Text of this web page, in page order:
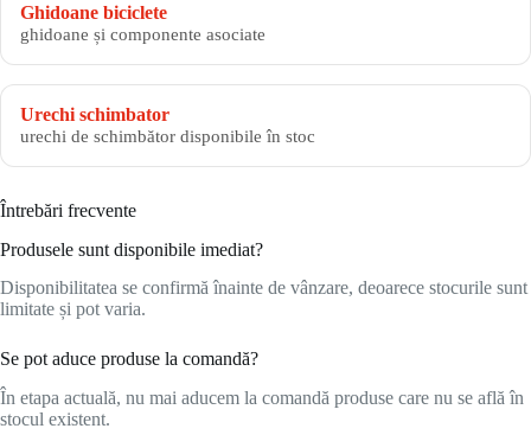
Ghidoane biciclete
ghidoane și componente asociate
Urechi schimbator
urechi de schimbător disponibile în stoc
Întrebări frecvente
Produsele sunt disponibile imediat?
Disponibilitatea se confirmă înainte de vânzare, deoarece stocurile sunt
limitate și pot varia.
Se pot aduce produse la comandă?
În etapa actuală, nu mai aducem la comandă produse care nu se află în
stocul existent.